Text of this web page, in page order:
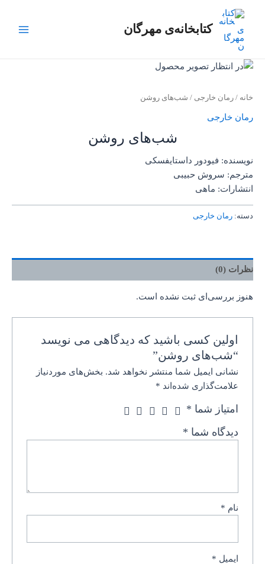
کتابخانه‌ی مهرگان
Menu
خانه / رمان خارجی / شب‌های روشن
رمان خارجی
شب‌های روشن
نویسنده: فیودور داستایفسکی
مترجم: سروش حبیبی
انتشارات: ماهی
دسته: رمان خارجی
نظرات (0)
هنوز بررسی‌ای ثبت نشده است.
اولین کسی باشید که دیدگاهی می نویسد
“شب‌های روشن”
نشانی ایمیل شما منتشر نخواهد شد. بخش‌های موردنیاز
علامت‌گذاری شده‌اند *
امتیاز شما *
دیدگاه شما *
نام *
ایمیل *